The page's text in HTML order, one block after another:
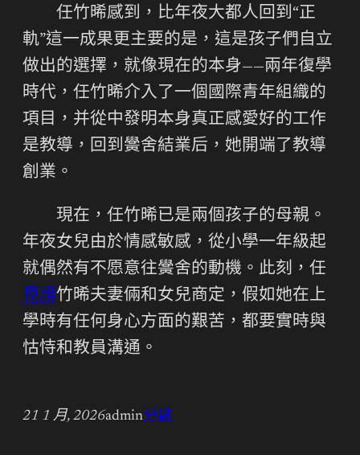
任竹晞感到，比年夜大都人回到“正
軌”這一成果更主要的是，這是孩子們自立
做出的選擇，就像現在的本身——兩年復學
時代，任竹晞介入了一個國際青年組織的
項目，并從中發明本身真正感愛好的工作
是教導，回到黌舍結業后，她開端了教導
創業。
現在，任竹晞已是兩個孩子的母親。
年夜女兒由於情感敏感，從小學一年級起
就偶然有不愿意往黌舍的動機。此刻，任
見證竹晞夫妻倆和女兒商定，假如她在上
學時有任何身心方面的艱苦，都要實時與
怙恃和教員溝通。
21 1 月, 2026admin分數